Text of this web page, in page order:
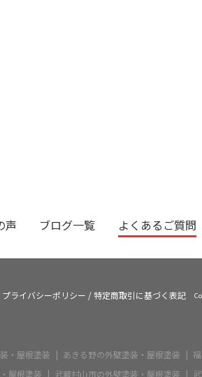
声 ブログ一覧 よくあるご質問
プライバシーポリシー /特定商取引に基づく表記
・屋根塗装 あきる野の外壁塗装・屋根塗装
屋根塗装 武蔵村山市の外壁塗装・屋根塗装